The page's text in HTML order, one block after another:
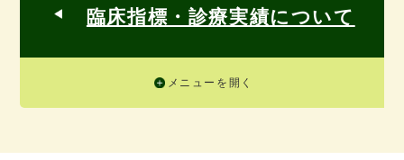
臨床指標・診療実績について
メニューを開く